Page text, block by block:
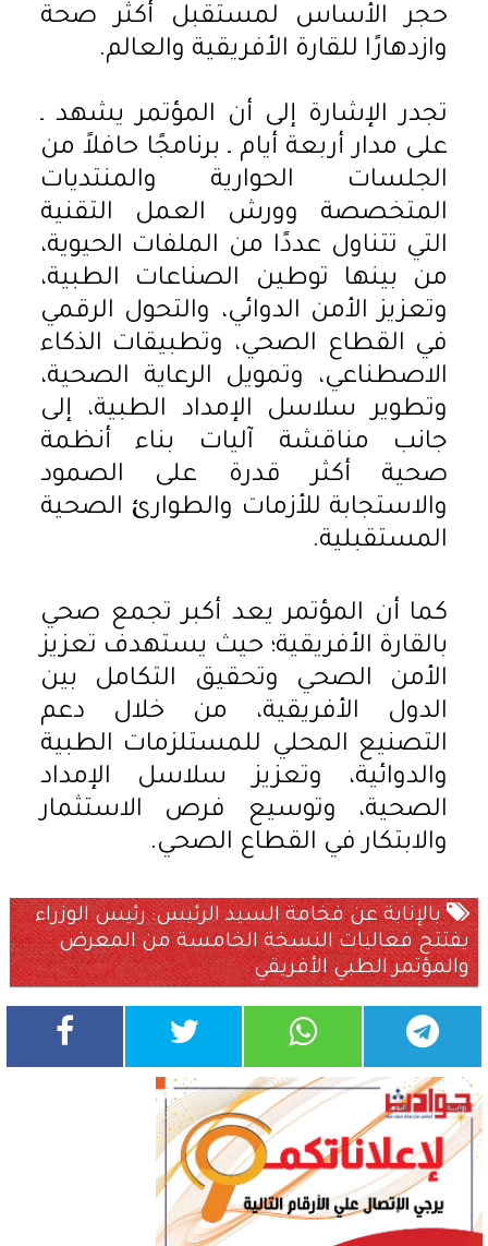
حجر الأساس لمستقبل أكثر صحة
وازدهارًا للقارة الأفريقية والعالم.
تجدر الإشارة إلى أن المؤتمر يشهد ـ
على مدار أربعة أيام ـ برنامجًا حافلاً من
الجلسات الحوارية والمنتديات
المتخصصة وورش العمل التقنية
التي تتناول عددًا من الملفات الحيوية،
من بينها توطين الصناعات الطبية،
وتعزيز الأمن الدوائي، والتحول الرقمي
في القطاع الصحي، وتطبيقات الذكاء
الاصطناعي، وتمويل الرعاية الصحية،
وتطوير سلاسل الإمداد الطبية، إلى
جانب مناقشة آليات بناء أنظمة
صحية أكثر قدرة على الصمود
والاستجابة للأزمات والطوارئ الصحية
المستقبلية.
كما أن المؤتمر يعد أكبر تجمع صحي
بالقارة الأفريقية؛ حيث يستهدف تعزيز
الأمن الصحي وتحقيق التكامل بين
الدول الأفريقية، من خلال دعم
التصنيع المحلي للمستلزمات الطبية
والدوائية، وتعزيز سلاسل الإمداد
الصحية، وتوسيع فرص الاستثمار
والابتكار في القطاع الصحي.
بالإنابة عن فخامة السيد الرئيس: رئيس الوزراء
يفتتح فعاليات النسخة الخامسة من المعرض
والمؤتمر الطبي الأفريقي